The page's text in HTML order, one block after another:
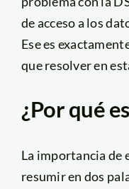
de acceso a los
Ese es
que resolver en
¿Por qué
La importancia de
resumir en dos